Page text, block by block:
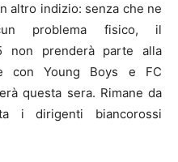
altro indizio: senza che ne
problema fisico, il
non prenderà parte alla
con Young Boys e FC
questa sera. Rimane da
i dirigenti biancorossi